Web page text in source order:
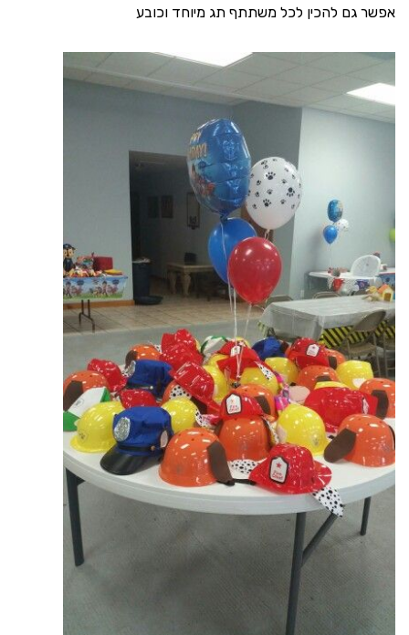
אפשר גם להכין לכל משתתף תג מיוחד וכובע